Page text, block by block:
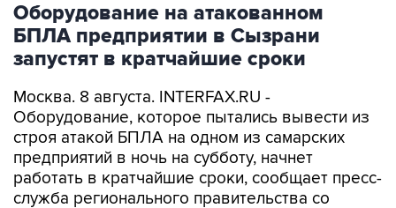
Оборудование на атакованном
БПЛА предприятии в Сызрани
запустят в кратчайшие сроки
Москва. 8 августа. INTERFAX.RU -
Оборудование, которое пытались вывести из
строя атакой БПЛА на одном из самарских
предприятий в ночь на субботу, начнет
работать в кратчайшие сроки, сообщает пресс-
служба регионального правительства со